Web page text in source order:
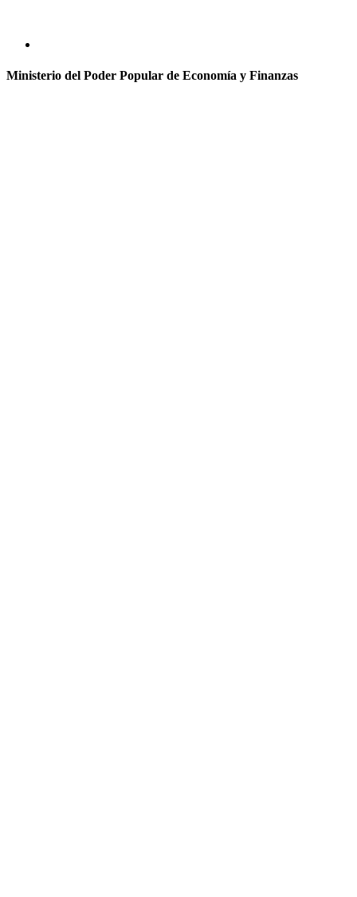
Ministerio del Poder Popular de Economía y Finanzas